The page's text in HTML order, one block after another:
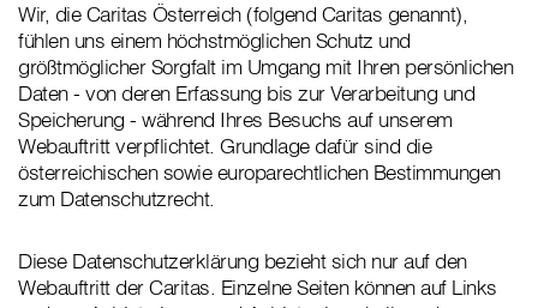
Wir, die Caritas Österreich (folgend Caritas genannt),
fühlen uns einem höchstmöglichen Schutz und
größtmöglicher Sorgfalt im Umgang mit Ihren persönlichen
Daten - von deren Erfassung bis zur Verarbeitung und
Speicherung - während Ihres Besuchs auf unserem
Webauftritt verpflichtet. Grundlage dafür sind die
österreichischen sowie europarechtlichen Bestimmungen
zum Datenschutzrecht.
Diese Datenschutzerklärung bezieht sich nur auf den
Webauftritt der Caritas. Einzelne Seiten können auf Links